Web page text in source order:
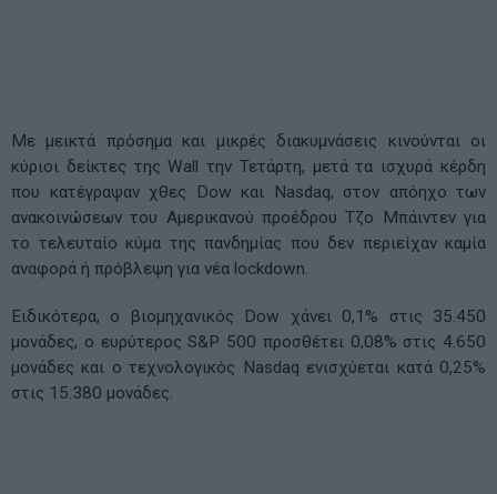
Με μεικτά πρόσημα και μικρές διακυμνάσεις κινούνται οι
κύριοι δείκτες της Wall την Τετάρτη, μετά τα ισχυρά κέρδη
που κατέγραψαν χθες Dow και Nasdaq, στον απόηχο των
ανακοινώσεων του Αμερικανού προέδρου Τζο Μπάιντεν για
το τελευταίο κύμα της πανδημίας που δεν περιείχαν καμία
αναφορά ή πρόβλεψη για νέα lockdown.
Ειδικότερα, ο βιομηχανικός Dow χάνει 0,1% στις 35.450
μονάδες, ο ευρύτερος S&P 500 προσθέτει 0,08% στις 4.650
μονάδες και ο τεχνολογικός Nasdaq ενισχύεται κατά 0,25%
στις 15.380 μονάδες.